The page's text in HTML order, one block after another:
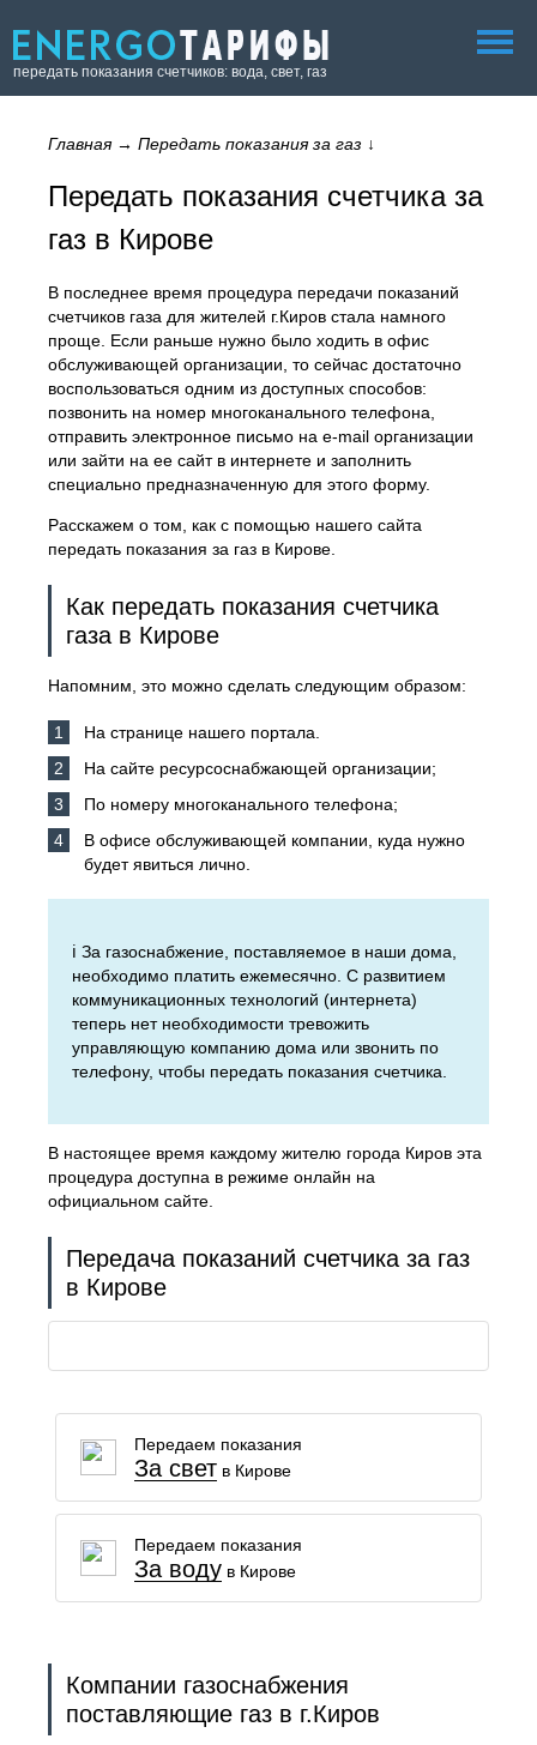
передать показания счетчиков: вода, свет, газ
Главная→ Передать показания за газ ↓
Передать показания счетчика за
газ в Кирове
В последнее время процедура передачи показаний
счетчиков газа для жителей г.Киров стала намного
проще. Если раньше нужно было ходить в офис
обслуживающей организации, то сейчас достаточно
воспользоваться одним из доступных способов:
позвонить на номер многоканального телефона,
отправить электронное письмо на e-mail организации
или зайти на ее сайт в интернете и заполнить
специально предназначенную для этого форму.
Расскажем о том, как с помощью нашего сайта
передать показания за газ в Кирове.
Как передать показания счетчика
газа в Кирове
Напомним, это можно сделать следующим образом:
На странице нашего портала.
На сайте ресурсоснабжающей организации;
По номеру многоканального телефона;
В офисе обслуживающей компании, куда нужно
будет явиться лично.
ℹ️ За газоснабжение, поставляемое в наши дома,
необходимо платить ежемесячно. С развитием
коммуникационных технологий (интернета)
теперь нет необходимости тревожить
управляющую компанию дома или звонить по
телефону, чтобы передать показания счетчика.
В настоящее время каждому жителю города Киров эта
процедура доступна в режиме онлайн на
официальном сайте.
Передача показаний счетчика за газ
в Кирове
Передаем показания
За светв Кирове
Передаем показания
За водув Кирове
Компании газоснабжения
поставляющие газ в г.Киров